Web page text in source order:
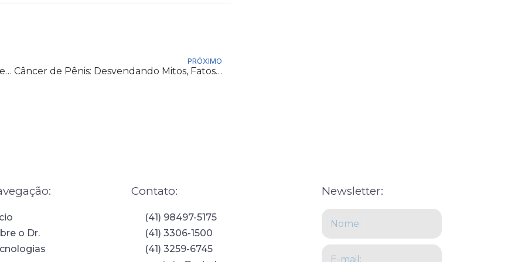
Hematúria: Sinais Importantes que Não Devem Ser Ignorados
PRÓXIMO
Câncer de Pênis: Desvendando Mitos, Fatos e Cuidados Essenciais
o Dr.
Contato:
(41) 98497-5175
(41) 3306-1500
(41) 3259-6745
Newsletter:
Name
Email